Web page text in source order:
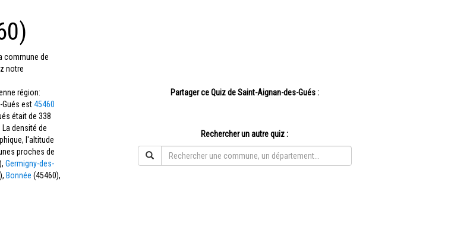
commune de
notre
région:
est45460
était de 338
densité de
l'altitude
proches de
Germigny-des-
Bonnée (45460),
Partager ce Quiz de Saint-Aignan-des-Gués :
Rechercher un autre quiz :